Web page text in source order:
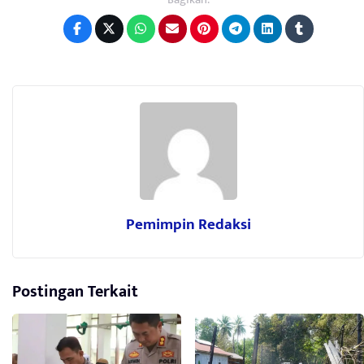
Pemimpin Redaksi
Postingan Terkait